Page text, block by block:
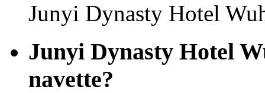
Junyi Dynasty Hotel
Junyi Dynasty Hotel
navette?